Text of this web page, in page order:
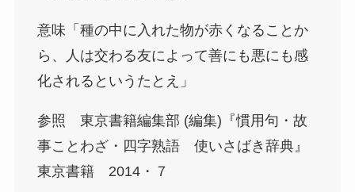
意味「種の中に入れた物が赤くなることか
ら、人は交わる友によって善にも悪にも感
化されるというたとえ」
参照 東京書籍編集部 (編集)『慣用句・故
事ことわざ・四字熟語 使いさばき辞典』
東京書籍 2014・７